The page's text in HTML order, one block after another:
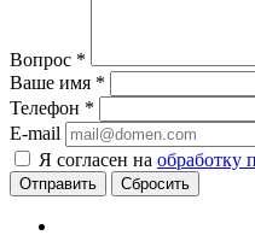
Вопрос *
Ваше имя *
Телефон *
E-mail
Я согласен на обработку
Сбросить